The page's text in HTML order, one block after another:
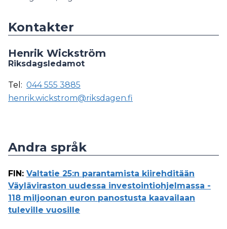
Kontakter
Henrik Wickström
Riksdagsledamot
Tel: 044 555 3885
henrik.wickstrom@riksdagen.fi
Andra språk
FIN: Valtatie 25:n parantamista kiirehditään
Väyläviraston uudessa investointiohjelmassa -
118 miljoonan euron panostusta kaavailaan
tuleville vuosille